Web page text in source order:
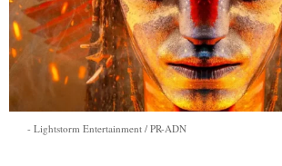
Lightstorm Entertainment / PR-ADN